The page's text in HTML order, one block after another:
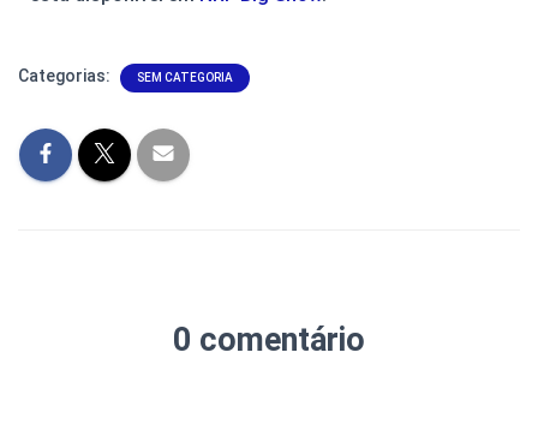
Categorias: SEM CATEGORIA
0 comentário